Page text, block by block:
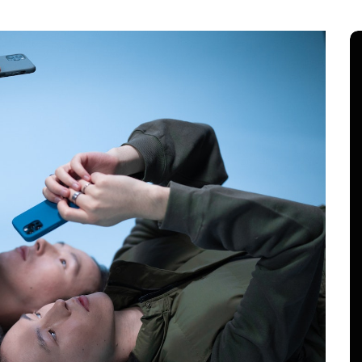
En Animales Principal
El cambio climático está
cambiando el mapa de las
mariposas y algunas especies